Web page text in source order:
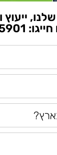
ייעוץ
9965901